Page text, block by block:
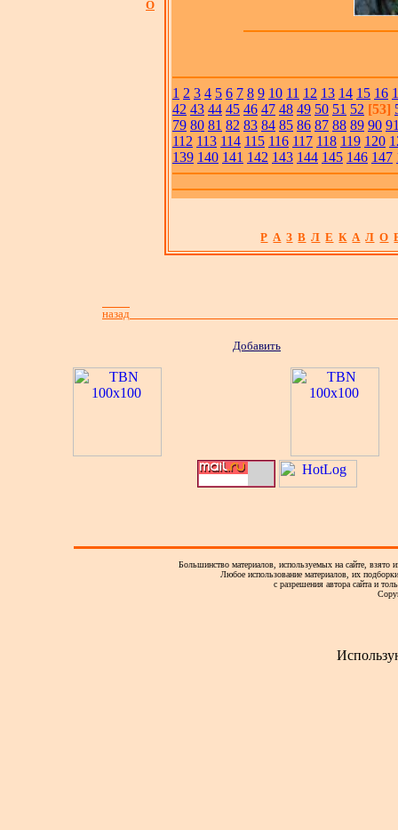
О
1 2 3 4 5 6 7 8 9 10 11 12 13 14 15 16
42 43 44 45 46 47 48 49 50 51 52 [53]
79 80 81 82 83 84 85 86 87 88 89 90
112 113 114 115 116 117 118 119 120
139 140 141 142 143 144 145 146 147
Р А З В Л Е К А Л О
назад
Добавить
Большинство материалов, используемых на сайте, взято
Любое использование материалов, их
с разрешения автора сайта и